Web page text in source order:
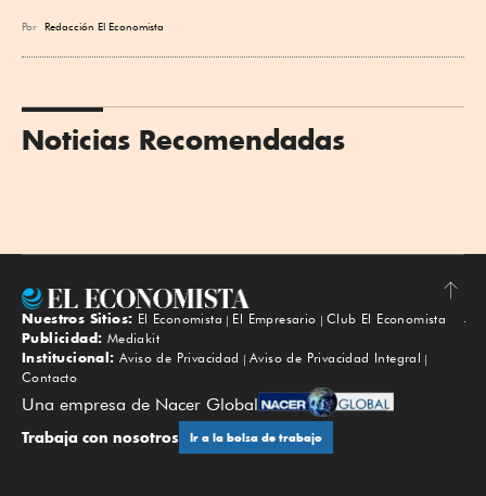
Por Redacción El Economista
Noticias Recomendadas
Subir
Nuestros Sitios: El Economista El Empresario
Club El Economista
Publicidad: Mediakit
Institucional: Aviso de Privacidad
Aviso de Privacidad Integral
Contacto
Una empresa de Nacer Global
Trabaja con nosotros Ir a la bolsa de trabajo